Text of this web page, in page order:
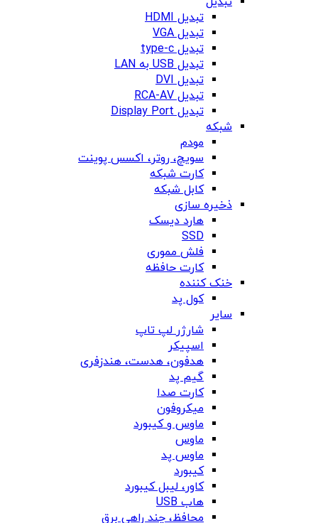
تبدیل HDMI
تبدیل VGA
تبدیل type-c
تبدیل USB به LAN
تبدیل DVI
تبدیل RCA-AV
تبدیل Display Port
شبکه
مودم
سویچ، روتر، اکسس پوینت
کارت شبکه
کابل شبکه
ذخیره سازی
هارد دیسک
SSD
فلش مموری
کارت حافظه
خنک کننده
کول پد
سایر
شارژر لپ تاپ
اسپیکر
هدفون، هدست، هندزفری
گیم پد
کارت صدا
میکروفون
ماوس و کیبورد
ماوس
ماوس پد
کیبورد
کاور، لیبل کیبورد
هاب USB
محافظ، چند راهی برق